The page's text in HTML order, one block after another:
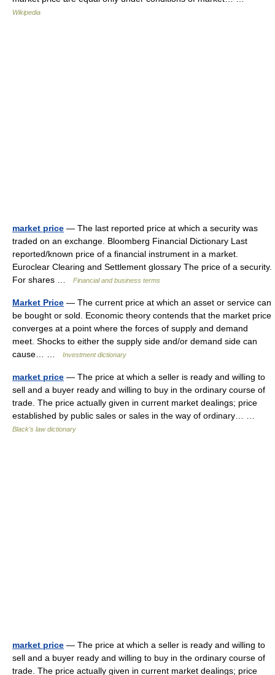
Wikipedia
market price — The last reported price at which a security was
traded on an exchange. Bloomberg Financial Dictionary Last
reported/known price of a financial instrument in a market.
Euroclear Clearing and Settlement glossary The price of a security.
For shares …
Financial and business terms
Market Price — The current price at which an asset or service can
be bought or sold. Economic theory contends that the market price
converges at a point where the forces of supply and demand
meet. Shocks to either the supply side and/or demand side can
cause… …
Investment dictionary
market price — The price at which a seller is ready and willing to
sell and a buyer ready and willing to buy in the ordinary course of
trade. The price actually given in current market dealings; price
established by public sales or sales in the way of ordinary… …
Black's law dictionary
market price — The price at which a seller is ready and willing to
sell and a buyer ready and willing to buy in the ordinary course of
trade. The price actually given in current market dealings; price